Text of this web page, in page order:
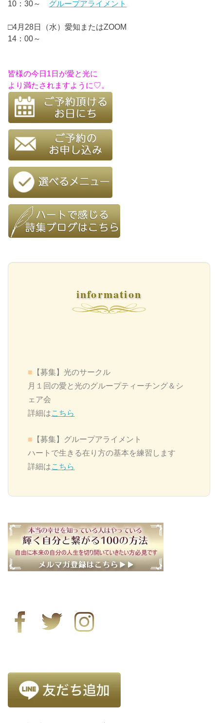
10：30～ グループアライメント
□4月28日（水）愛知またはZOOM
14：00～
皆様の今日1日が愛と光に
より満たされますように♡。
information
■ 【募集】光のサークル
月１回の愛と光のグループティーチング＆シ
ェア会
詳細はこちら
■ 【募集】グループアライメント
ハートで生きる在り方の基本を練習します
詳細はこちら